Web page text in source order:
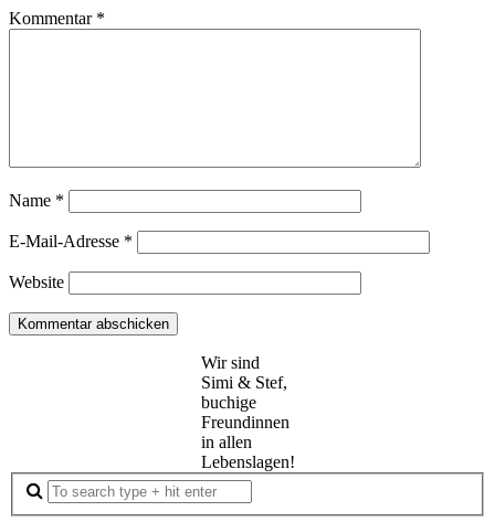
Kommentar *
Name *
E-Mail-Adresse *
Website
Wir sind
Simi & Stef,
buchige
Freundinnen
in allen
Lebenslagen!